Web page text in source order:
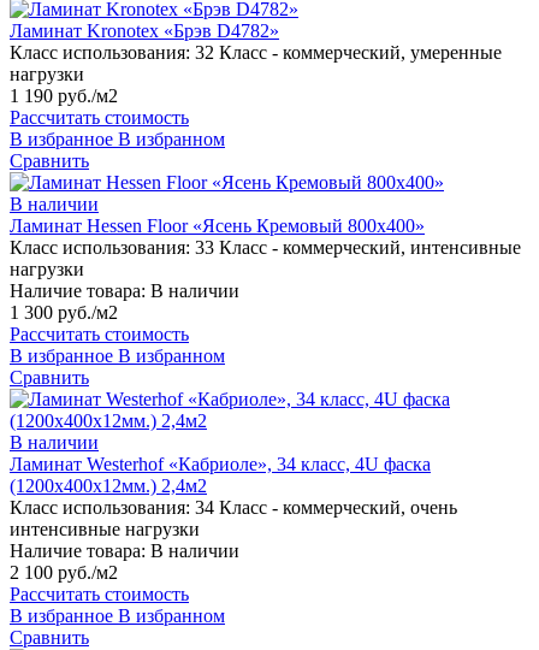
Ламинат Kronotex «Брэв D4782»
Класс использования: 32 Класс - коммерческий, умеренные
нагрузки
1 190 руб./м2
Рассчитать стоимость
В избранное В избранном
Сравнить
В наличии
Ламинат Hessen Floor «Ясень Кремовый 800х400»
Класс использования: 33 Класс - коммерческий, интенсивные
нагрузки
Наличие товара: В наличии
1 300 руб./м2
Рассчитать стоимость
В избранное В избранном
Сравнить
В наличии
Ламинат Westerhof «Кабриоле», 34 класс, 4U фаска
(1200х400х12мм.) 2,4м2
Класс использования: 34 Класс - коммерческий, очень
интенсивные нагрузки
Наличие товара: В наличии
2 100 руб./м2
Рассчитать стоимость
В избранное В избранном
Сравнить